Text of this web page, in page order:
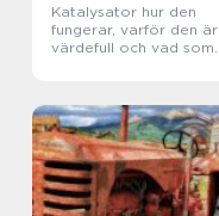
Katalysator hur den
fungerar, varför den är
värdefull och vad som